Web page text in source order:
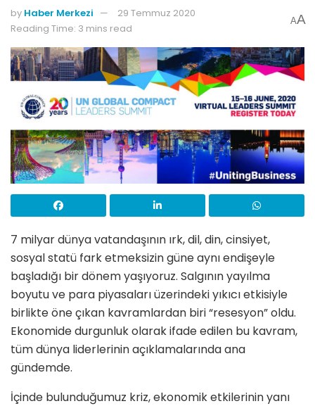
by Haber Merkezi
29 Temmuz 2020
Reading Time: 3 mins read
AA
7 milyar dünya vatandaşının ırk, dil, din, cinsiyet,
sosyal statü fark etmeksizin güne aynı endişeyle
başladığı bir dönem yaşıyoruz. Salgının yayılma
boyutu ve para piyasaları üzerindeki yıkıcı etkisiyle
birlikte öne çıkan kavramlardan biri “resesyon” oldu.
Ekonomide durgunluk olarak ifade edilen bu kavram,
tüm dünya liderlerinin açıklamalarında ana
gündemde.
İçinde bulunduğumuz kriz, ekonomik etkilerinin yanı